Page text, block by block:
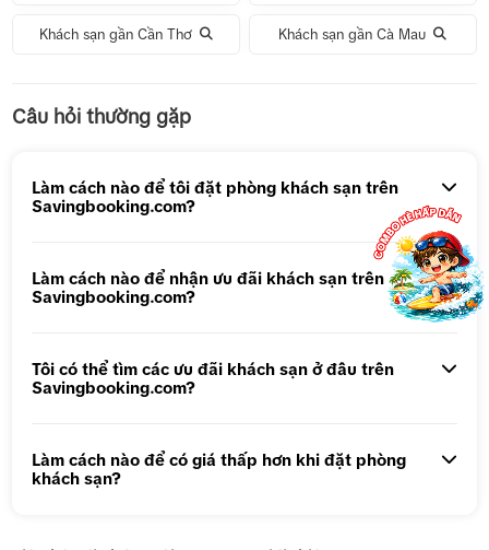
Khách sạn gần Cần Thơ Khách sạn gần Cà Mau
Tour 5N4Đ Hà Nội – Bali – Hà Nội
Tour 1 Ngày Động Phong Nha
Câu hỏi thường gặp
Làm cách nào để tôi đặt phòng khách sạn trên
Savingbooking.com?
Làm cách nào để nhận ưu đãi khách sạn trên
Savingbooking.com?
Tôi có thể tìm các ưu đãi khách sạn ở đâu trên
Savingbooking.com?
Làm cách nào để có giá thấp hơn khi đặt phòng
khách sạn?